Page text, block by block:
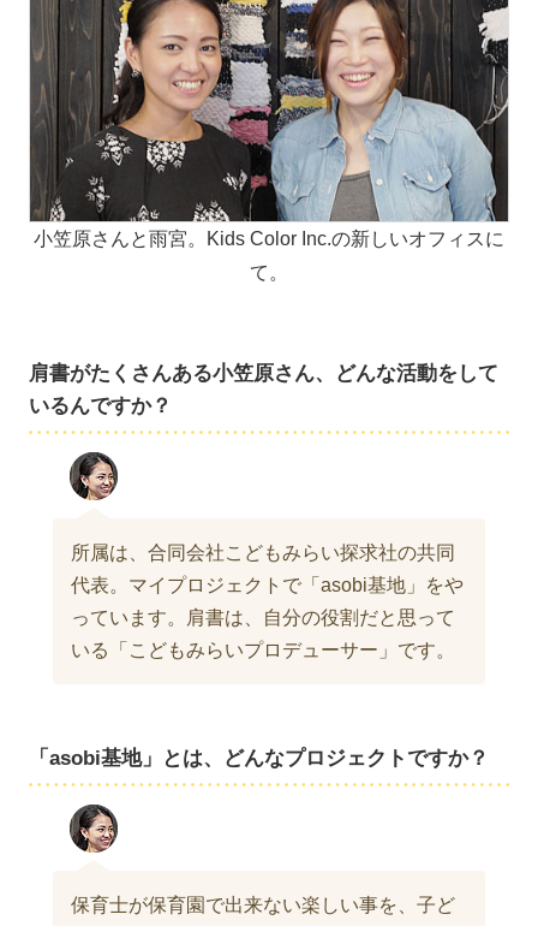
小笠原さんと雨宮。Kids Color Inc.の新しいオフィスに
て。
肩書がたくさんある小笠原さん、どんな活動をして
いるんですか？
所属は、合同会社こどもみらい探求社の共同
代表。マイプロジェクトで「asobi基地」をや
っています。肩書は、自分の役割だと思って
いる「こどもみらいプロデューサー」です。
「asobi基地」とは、どんなプロジェクトですか？
保育士が保育園で出来ない楽しい事を、子ど